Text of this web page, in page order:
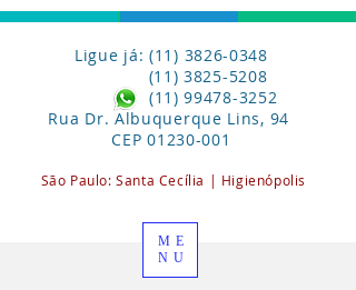
Ligue já: (11) 3826-0348
(11) 3825-5208
(11) 99478-3252
Rua Dr. Albuquerque Lins, 94
CEP01230-001
São Paulo:Santa Cecília | Higienópolis
ME
NU